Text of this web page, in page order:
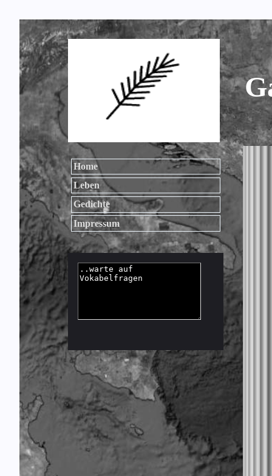
Home
Leben
Gedichte
Impressum